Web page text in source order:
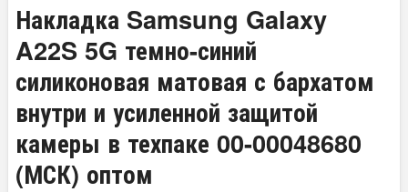
Накладка Samsung Galaxy
A22S 5G темно-синий
силиконовая матовая с бархатом
внутри и усиленной защитой
камеры в техпаке 00-00048680
(МСК) оптом